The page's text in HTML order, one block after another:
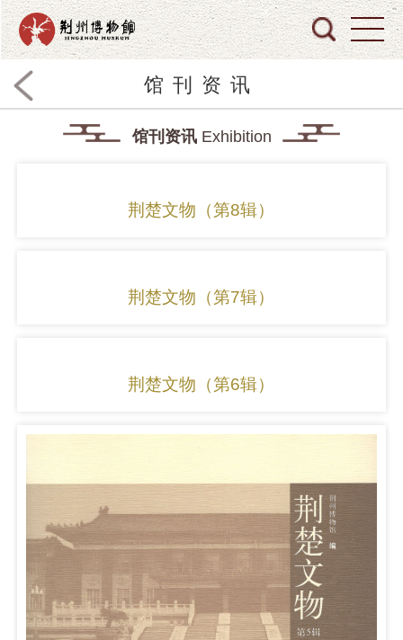
馆刊资讯
馆刊资讯Exhibition
荆楚文物（第8辑）
荆楚文物（第7辑）
荆楚文物（第6辑）